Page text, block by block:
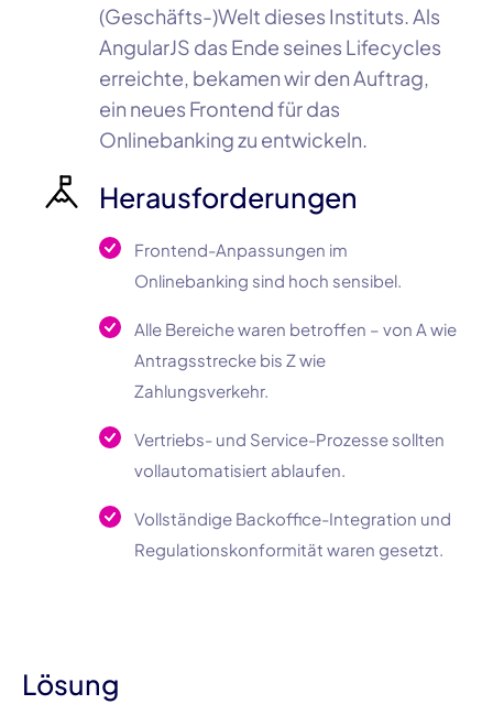
(Geschäfts-)Welt dieses Instituts. Als
AngularJS das Ende seines Lifecycles
erreichte, bekamen wir den Auftrag,
ein neues Frontendfür das
Onlinebanking zu entwickeln.
Herausforderungen
Frontend-Anpassungen im
Onlinebanking sind hoch sensibel.
Alle Bereiche waren betroffen – von A wie
Antragsstrecke bis Z wie
Zahlungsverkehr.
Vertriebs- und Service-Prozesse sollten
vollautomatisiert ablaufen.
Vollständige Backoffice-Integration und
Regulationskonformität waren gesetzt.
Lösung